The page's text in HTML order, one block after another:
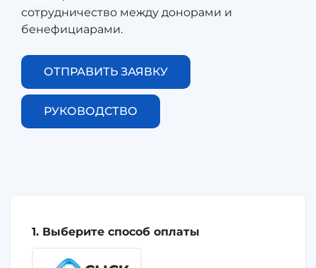
сотрудничество между донорами и
бенефициарами.
ОТПРАВИТЬ ЗАЯВКУ
РУКОВОДСТВО
1. Выберите способ оплаты